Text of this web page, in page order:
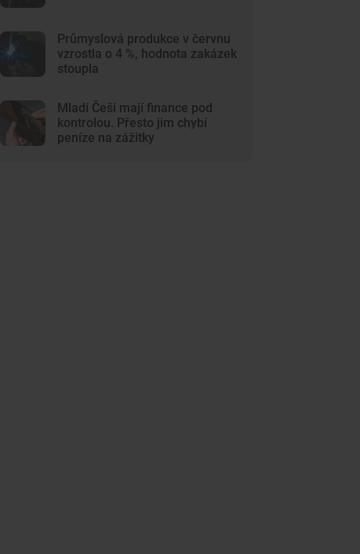
Průmyslová produkce v červnu
vzrostla o 4 %, hodnota zakázek
stoupla
Mladí Češi mají finance pod
kontrolou. Přesto jim chybí
peníze na zážitky